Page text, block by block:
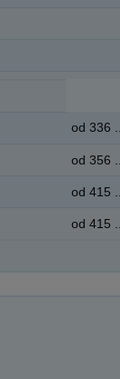
od 336
od 356
od 415
od 415